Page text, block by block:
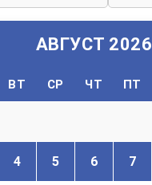
АВГУСТ 2026
ВТ СР ЧТ ПТ
4 5 6 7